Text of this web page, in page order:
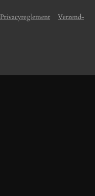
Privacyreglement
Verzend-